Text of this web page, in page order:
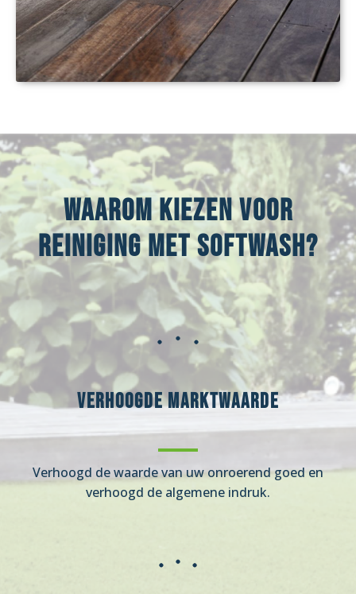
Waarom kiezen voor
reiniging met Softwash?
Verhoogde marktwaarde
Verhoogd de waarde van uw onroerend goed en
verhoogd de algemene indruk.